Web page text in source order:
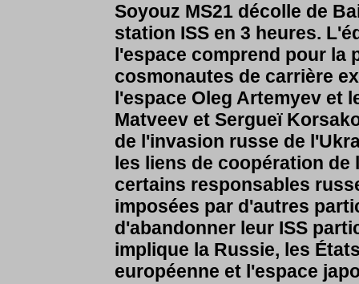
Soyouz MS21 décolle de
station ISS en 3 heures.
l'espace comprend pour la
cosmonautes de carrière
l'espace Oleg Artemyev et
Matveev et Sergueï
de l'invasion russe de
les liens de coopération de
certains responsables
imposées par d'autres
d'abandonner leur ISS
implique la Russie, les
européenne et l'espace